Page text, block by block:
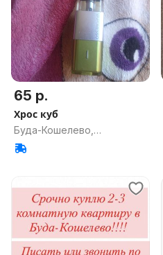
65 р.
Хрос куб
Буда-Кошелево,
Гомельская обл.